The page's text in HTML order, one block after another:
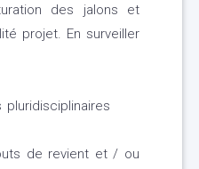
des jalons et
projet. En surveiller
de revient et / ou